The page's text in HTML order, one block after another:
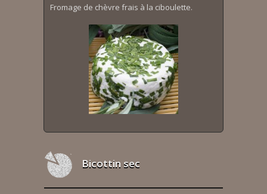
Fromage de chèvre frais à la ciboulette.
Bicottin sec